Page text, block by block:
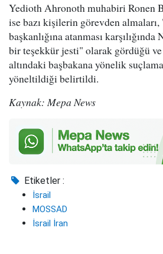
Yedioth Ahronoth muhabiri Ronen
ise bazı kişilerin görevden
başkanlığına atanması karşılığında
bir teşekkür jesti" olarak gördüğü ve
altındaki başbakana yönelik
yöneltildiği belirtildi.
Kaynak: Mepa News
Etiketler :
İsrail
MOSSAD
İsrail İran